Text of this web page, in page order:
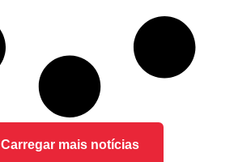
Carregar mais notícias